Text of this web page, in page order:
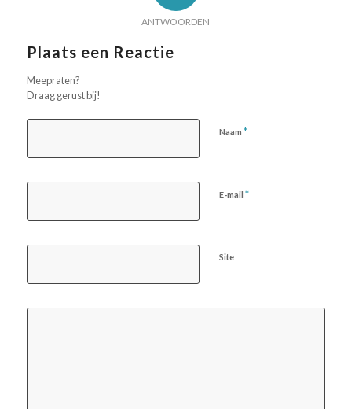
ANTWOORDEN
Plaats een Reactie
Meepraten?
Draag gerust bij!
Naam *
E-mail *
Site